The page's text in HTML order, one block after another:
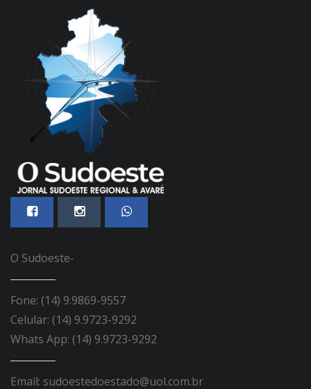
O Sudoeste-
Fone: (14) 9.9869-9557
Celular: (14) 9.9723-9292
Whats App: (14) 9.9723-9292
Email: sudoestedoestado@uol.com.br